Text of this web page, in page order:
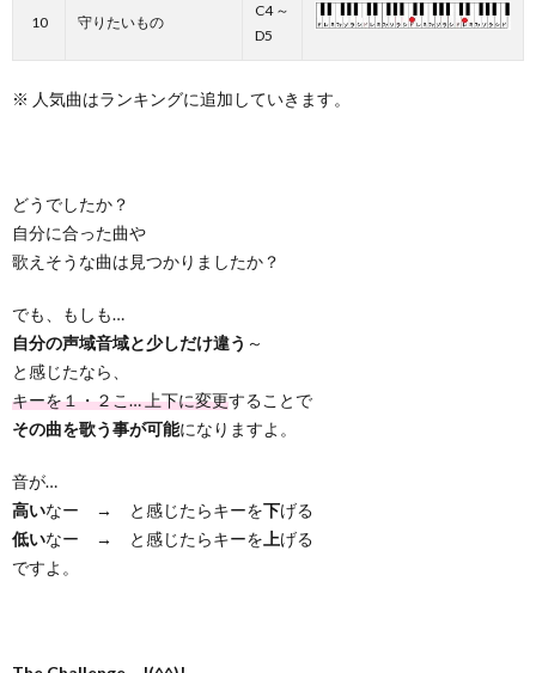
10 守りたいもの
C4 ～
D5
※ 人気曲はランキングに追加していきます。
どうでしたか？
自分に合った曲や
歌えそうな曲は見つかりましたか？
でも、もしも…
自分の声域音域と少しだけ違う ～
と感じたなら、
キーを１・２こ… 上下に変更することで
その曲を歌う事が可能になりますよ。
音が…
高いなー → と感じたらキーを下げる
低いなー → と感じたらキーを 上げる
ですよ。